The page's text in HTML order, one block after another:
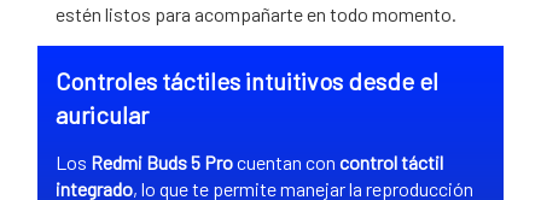
estén listos para acompañarte en todo momento.
Controles táctiles intuitivos desde el
auricular
Los Redmi Buds 5 Procuentan con control táctil
integrado, lo que te permite manejar la reproducción